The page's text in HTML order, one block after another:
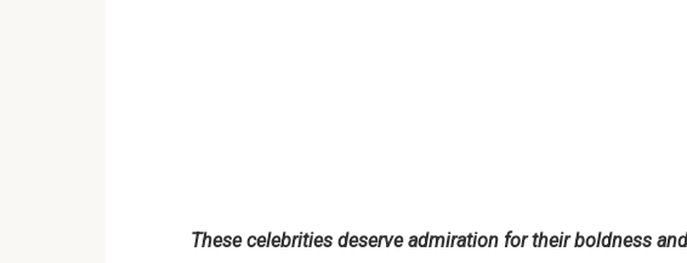
These celebrities deserve admiration for their boldness